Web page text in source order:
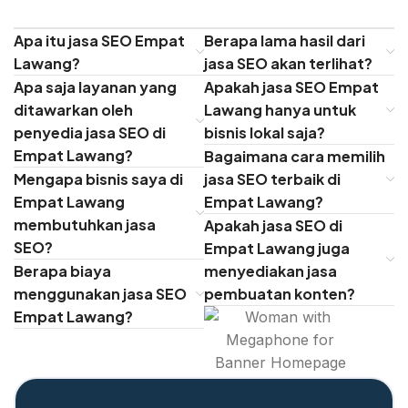
Apa itu jasa SEO Empat
Lawang?
Apa saja layanan yang
ditawarkan oleh
penyedia jasa SEO di
Empat Lawang?
Mengapa bisnis saya di
Empat Lawang
membutuhkan jasa
SEO?
Berapa biaya
menggunakan jasa SEO
Empat Lawang?
Berapa lama hasil dari
jasa SEO akan terlihat?
Apakah jasa SEO Empat
Lawang hanya untuk
bisnis lokal saja?
Bagaimana cara memilih
jasa SEO terbaik di
Empat Lawang?
Apakah jasa SEO di
Empat Lawang juga
menyediakan jasa
pembuatan konten?